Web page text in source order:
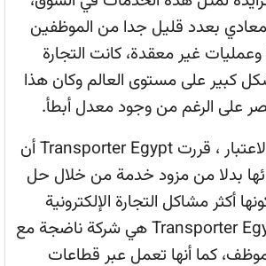
بعدد قليل جدا من الموظفين
غير معقدة، كانت التجارة
كبير على مستوى العالم وكان هذا
على الرغم من وجود معدل أبطأ.
مع وضع ذلك في الاعتبار ، قررت Transporter Egypt أن
بدلا من مزود خدمة من خلال حل
أكثر مشاكل التجارة الإلكترونية
إلحاحًا)، واليوم Transporter Egypt هي شركة ناضجة مع
يقرب من 200 موظف، كما أنها تعمل عبر قطاعات